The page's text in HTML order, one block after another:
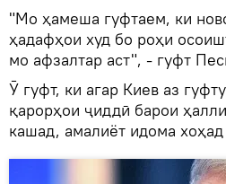
"Мо ҳамеша гуфтаем, ки
ҳадафҳои худ бо роҳи
мо афзалтар аст", - гуфт
Ӯ гуфт, ки агар Киев аз
қарорҳои ҷиддӣ барои
кашад, амалиёт идома